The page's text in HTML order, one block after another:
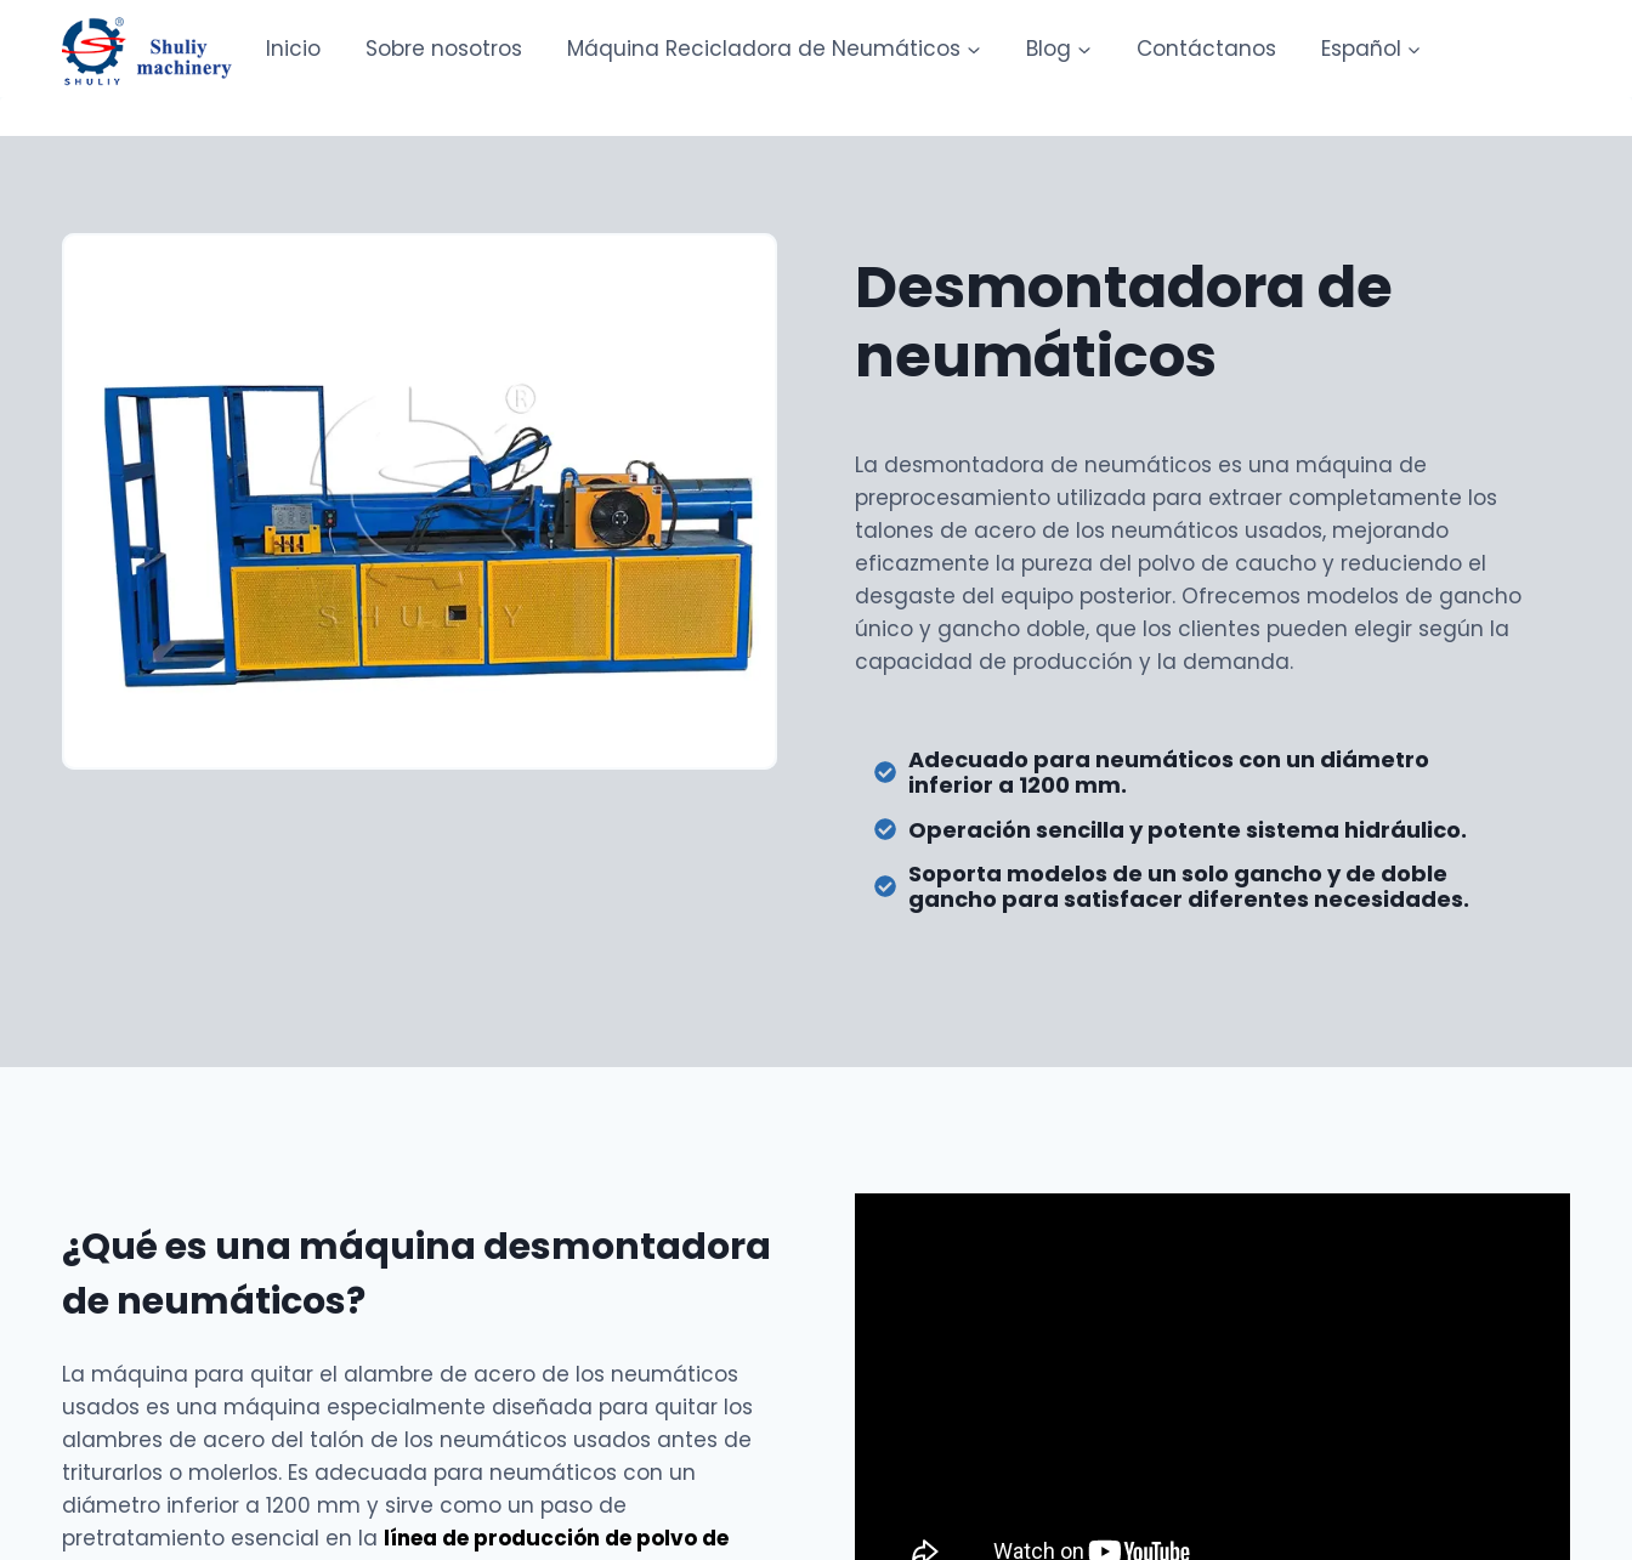
contenido
Inicio Sobre nosotros Máquina Recicladora de Neumáticos Blog Contáctanos Español
Desmontadora de
neumáticos
La desmontadora de neumáticos es una máquina de
preprocesamiento utilizada para extraer completamente los
talones de acero de los neumáticos usados, mejorando
eficazmente la pureza del polvo de caucho y reduciendo el
desgaste del equipo posterior. Ofrecemos modelos de gancho
único y gancho doble, que los clientes pueden elegir según la
capacidad de producción y la demanda.
Adecuado para neumáticos con un diámetro
inferior a 1200 mm.
Operación sencilla y potente sistema hidráulico.
Soporta modelos de un solo gancho y de doble
gancho para satisfacer diferentes necesidades.
¿Qué es una máquina desmontadora
de neumáticos?
La máquina para quitar el alambre de acero de los neumáticos
usados es una máquina especialmente diseñada para quitar los
alambres de acero del talón de los neumáticos usados antes de
triturarlos o molerlos. Es adecuada para neumáticos con un
diámetro inferior a 1200 mm y sirve como un paso de
pretratamiento esencial en la línea de producción de polvo de